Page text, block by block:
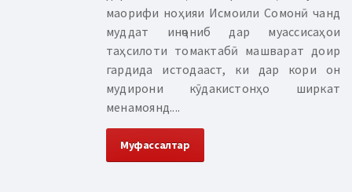
маорифи ноҳияи Исмоили Сомонӣ чанд
муддат инҷониб дар муассисаҳои
таҳсилоти томактабӣ машварат доир
гардида истодааст, ки дар кори он
мудирони кӯдакистонҳо ширкат
менамоянд....
Муфассалтар